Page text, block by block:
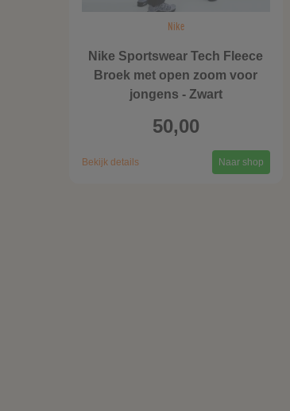
Nike
Nike Sportswear Tech Fleece
Broek met open zoom voor
jongens - Zwart
50,00
Bekijk details Naar shop